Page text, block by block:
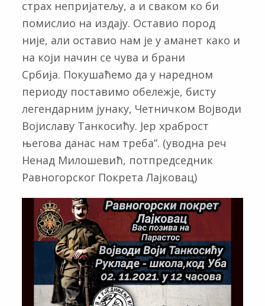
страх непријатељу, а и сваком ко би
помислио на издају. Оставио пород
није, али оставио нам је у аманет како и
на који начин се чува и брани
Србија. Покушаћемо да у наредном
периоду поставимо обележје, бисту
легендарним јунаку, Четничком Војводи
Војиславу Танкосићу. Јер храброст
његова данас нам треба”. (уводна реч
Ненад Милошевић, потпредседник
Равногорског Покрета Лајковац)